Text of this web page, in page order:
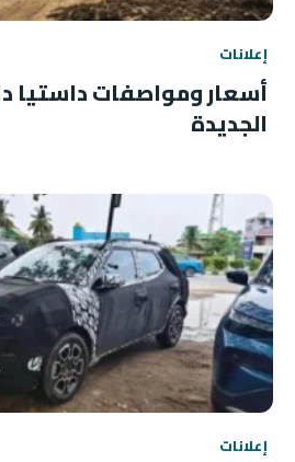
إعلانات
أسعار ومواصفات داستيا
الجديدة
إعلانات